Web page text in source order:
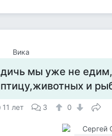
Вика
дичь мы уже не
птицу,животных и
11 лет 3 0
Сергей